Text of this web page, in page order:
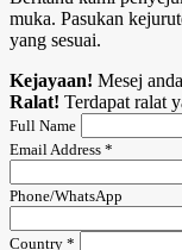
muka. Pasukan
yang sesuai.
Kejayaan! Mesej
Ralat! Terdapat ralat
Full Name
Email Address *
Phone/WhatsApp
Country *